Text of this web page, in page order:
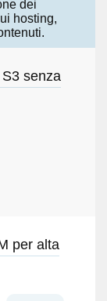
dei
hosting,
senza
per alta